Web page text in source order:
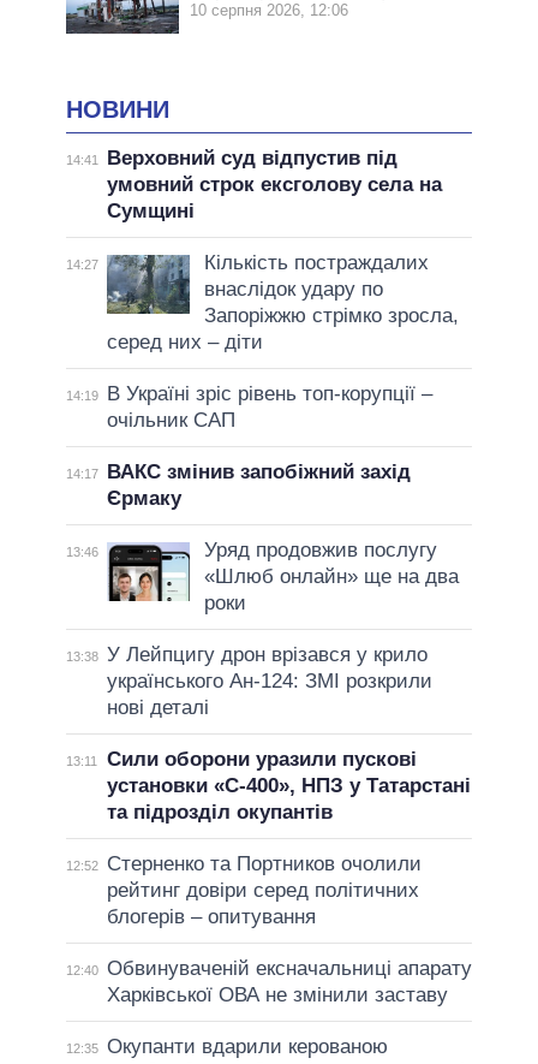
10 серпня 2026, 12:06
НОВИНИ
14:41
Верховний суд відпустив під
умовний строк ексголову села на
Сумщині
14:27
Кількість постраждалих
внаслідок удару по
Запоріжжю стрімко зросла,
серед них – діти
14:19
В Україні зріс рівень топ-корупції –
очільник САП
14:17
ВАКС змінив запобіжний захід
Єрмаку
13:46
Уряд продовжив послугу
«Шлюб онлайн» ще на два
роки
13:38 У Лейпцигу дрон врізався у крило
українського Ан-124: ЗМІ розкрили
нові деталі
13:11
Сили оборони уразили пускові
установки «С-400», НПЗ у Татарстані
та підрозділ окупантів
12:52
Стерненко та Портников очолили
рейтинг довіри серед політичних
блогерів – опитування
12:40 Обвинуваченій ексначальниці апарату
Харківської ОВА не змінили заставу
12:35 Окупанти вдарили керованою